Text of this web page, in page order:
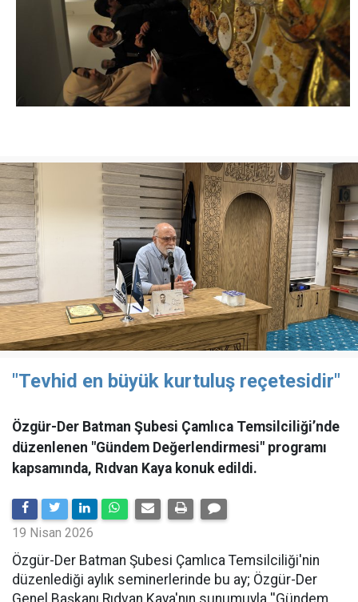
"Tevhid en büyük kurtuluş reçetesidir"
Özgür-Der Batman Şubesi Çamlıca Temsilciliği’nde
düzenlenen "Gündem Değerlendirmesi" programı
kapsamında, Rıdvan Kaya konuk edildi.
19 Nisan 2026
​Özgür-Der Batman Şubesi Çamlıca Temsilciliği'nin
düzenlediği aylık seminerlerinde bu ay; Özgür-Der
Genel Başkanı Rıdvan Kaya'nın sunumuyla ''Gündem